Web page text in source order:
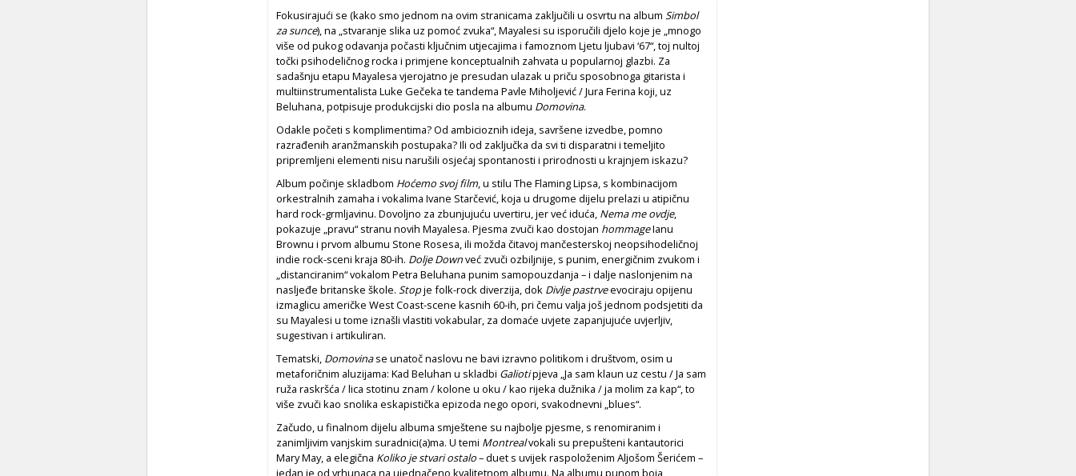
Fokusirajući se (kako smo jednom na ovim stranicama zaključili u osvrtu na album Simbol
za sunce), na „stvaranje slika uz pomoć zvuka“, Mayalesi su isporučili djelo koje je „mnogo
više od pukog odavanja počasti ključnim utjecajima i famoznom Ljetu ljubavi ‘67“, toj nultoj
točki psihodeličnog rocka i primjene konceptualnih zahvata u popularnoj glazbi. Za
sadašnju etapu Mayalesa vjerojatno je presudan ulazak u priču sposobnoga gitarista i
multiinstrumentalista Luke Gečeka te tandema Pavle Miholjević / Jura Ferina koji, uz
Beluhana, potpisuje produkcijski dio posla na albumu Domovina.
Odakle početi s komplimentima? Od ambicioznih ideja, savršene izvedbe, pomno
razrađenih aranžmanskih postupaka? Ili od zaključka da svi ti disparatni i temeljito
pripremljeni elementi nisu narušili osjećaj spontanosti i prirodnosti u krajnjem iskazu?
Album počinje skladbom Hoćemo svoj film , u stilu The Flaming Lipsa, s kombinacijom
orkestralnih zamaha i vokalima Ivane Starčević, koja u drugome dijelu prelazi u atipičnu
hard rock-grmljavinu. Dovoljno za zbunjujuću uvertiru, jer već iduća, Nema me ovdje,
pokazuje „pravu“ stranu novih Mayalesa. Pjesma zvuči kao dostojan hommageIanu
Brownu i prvom albumu Stone Rosesa, ili možda čitavoj mančesterskoj neopsihodeličnoj
indie rock-sceni kraja 80-ih. Dolje Downveć zvuči ozbiljnije, s punim, energičnim zvukom i
„distanciranim“ vokalom Petra Beluhana punim samopouzdanja – i dalje naslonjenim na
nasljeđe britanske škole. Stopje folk-rock diverzija, dok Divlje pastrveevociraju opijenu
izmaglicu američke West Coast-scene kasnih 60-ih, pri čemu valja još jednom podsjetiti da
su Mayalesi u tome iznašli vlastiti vokabular, za domaće uvjete zapanjujuće uvjerljiv,
sugestivan i artikuliran.
Tematski, Domovinase unatoč naslovu ne bavi izravno politikom i društvom, osim u
metaforičnim aluzijama: Kad Beluhan u skladbi Galiotipjeva „Ja sam klaun uz cestu / Ja sam
ruža raskršća / lica stotinu znam / kolone u oku / kao rijeka dužnika / ja molim za kap“, to
više zvuči kao snolika eskapistička epizoda nego opori, svakodnevni „blues“.
Začudo, u finalnom dijelu albuma smještene su najbolje pjesme, s renomiranim i
zanimljivim vanjskim suradnici(a)ma. U temi Montrealvokali su prepušteni kantautorici
Mary May, a elegična Koliko je stvari ostalo– duet s uvijek raspoloženim Aljošom Šerićem –
jedan je od vrhunaca na ujednačeno kvalitetnom albumu. Na albumu punom boja,